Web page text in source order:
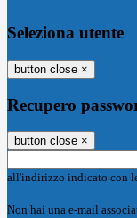
Seleziona utente
button close ×
Recupero
button close ×
all'indirizzo indicato con
Non hai una e-mail